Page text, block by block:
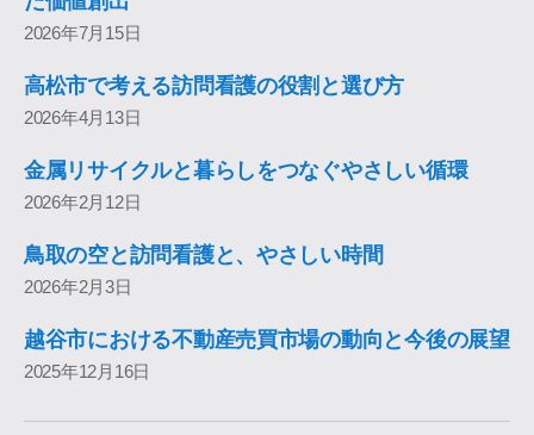
2026年7月15日
高松市で考える訪問看護の役割と選び方
2026年4月13日
金属リサイクルと暮らしをつなぐやさしい循環
2026年2月12日
鳥取の空と訪問看護と、やさしい時間
2026年2月3日
越谷市における不動産売買市場の動向と今後の展望
2025年12月16日